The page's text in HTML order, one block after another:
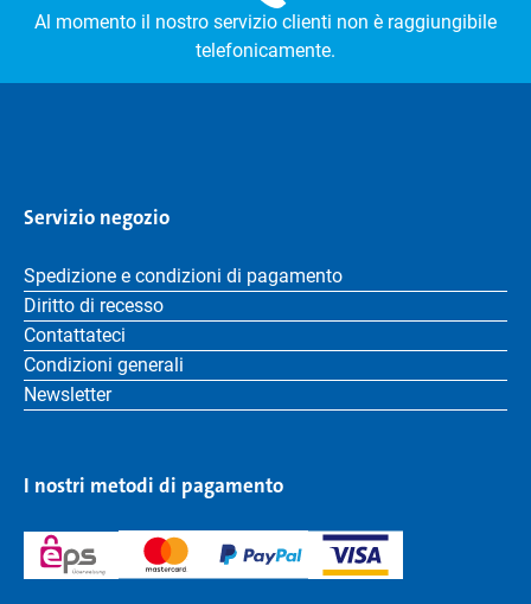
Al momento il nostro servizio clienti non è raggiungibile
telefonicamente.
Servizio negozio
Spedizione e condizioni di pagamento
Diritto di recesso
Contattateci
Condizioni generali
Newsletter
I nostri metodi di pagamento